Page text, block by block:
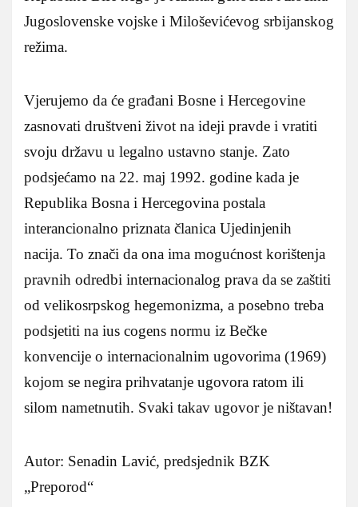
Jugoslovenske vojske i Miloševićevog srbijanskog
režima.
Vjerujemo da će građani Bosne i Hercegovine
zasnovati društveni život na ideji pravde i vratiti
svoju državu u legalno ustavno stanje. Zato
podsjećamo na 22. maj 1992. godine kada je
Republika Bosna i Hercegovina postala
interancionalno priznata članica Ujedinjenih
nacija. To znači da ona ima mogućnost korištenja
pravnih odredbi internacionalog prava da se zaštiti
od velikosrpskog hegemonizma, a posebno treba
podsjetiti na ius cogens normu iz Bečke
konvencije o internacionalnim ugovorima (1969)
kojom se negira prihvatanje ugovora ratom ili
silom nametnutih. Svaki takav ugovor je ništavan!
Autor: Senadin Lavić, predsjednik BZK
„Preporod“